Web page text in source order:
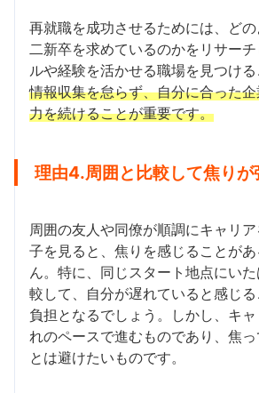
再就職を成功させるためには、ど
二新卒を求めているのかをリサー
ルや経験を活かせる職場を見つける
情報収集を怠らず、自分に合った
力を続けることが重要です。
理由4.周囲と比較して焦りが
周囲の友人や同僚が順調にキャリ
子を見ると、焦りを感じることが
ん。特に、同じスタート地点にい
較して、自分が遅れていると感じ
負担となるでしょう。しかし、キ
れのペースで進むものであり、焦
とは避けたいものです。